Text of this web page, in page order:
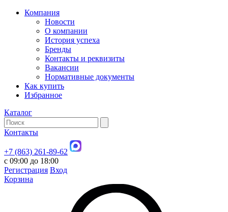
Компания
Новости
О компании
История успеха
Бренды
Контакты и реквизиты
Вакансии
Нормативные документы
Как купить
Избранное
Каталог
Контакты
+7 (863) 261-89-62
с 09:00 до 18:00
Регистрация Вход
Корзина